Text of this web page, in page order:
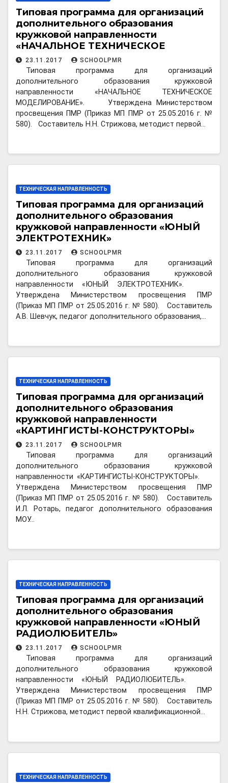
Типовая программа для организаций
дополнительного образования
кружковой направленности
«НАЧАЛЬНОЕ ТЕХНИЧЕСКОЕ
МОДЕЛИРОВАНИЕ»
23.11.2017 SCHOOLPMR
Типовая программа для организаций
дополнительного образования кружковой
направленности «НАЧАЛЬНОЕ ТЕХНИЧЕСКОЕ
МОДЕЛИРОВАНИЕ». Утверждена Министерством
просвещения ПМР (Приказ МП ПМР от 25.05.2016 г. №
580). Составитель Н.Н. Стрижова, методист первой…
ТЕХНИЧЕСКАЯ НАПРАВЛЕННОСТЬ
Типовая программа для организаций
дополнительного образования
кружковой направленности «ЮНЫЙ
ЭЛЕКТРОТЕХНИК»
23.11.2017 SCHOOLPMR
Типовая программа для организаций
дополнительного образования кружковой
направленности «ЮНЫЙ ЭЛЕКТРОТЕХНИК».
Утверждена Министерством просвещения ПМР
(Приказ МП ПМР от 25.05.2016 г. № 580). Составитель
А.В. Шевчук, педагог дополнительного образования,…
ТЕХНИЧЕСКАЯ НАПРАВЛЕННОСТЬ
Типовая программа для организаций
дополнительного образования
кружковой направленности
«КАРТИНГИСТЫ-КОНСТРУКТОРЫ»
23.11.2017 SCHOOLPMR
Типовая программа для организаций
дополнительного образования кружковой
направленности «КАРТИНГИСТЫ-КОНСТРУКТОРЫ».
Утверждена Министерством просвещения ПМР
(Приказ МП ПМР от 25.05.2016 г. № 580). Составитель
И.Л. Ротарь, педагог дополнительного образования
МОУ…
ТЕХНИЧЕСКАЯ НАПРАВЛЕННОСТЬ
Типовая программа для организаций
дополнительного образования
кружковой направленности «ЮНЫЙ
РАДИОЛЮБИТЕЛЬ»
23.11.2017 SCHOOLPMR
Типовая программа для организаций
дополнительного образования кружковой
направленности «ЮНЫЙ РАДИОЛЮБИТЕЛЬ».
Утверждена Министерством просвещения ПМР
(Приказ МП ПМР от 25.05.2016 г. № 580). Составитель
Н.Н. Стрижова, методист первой квалификационной…
ТЕХНИЧЕСКАЯ НАПРАВЛЕННОСТЬ